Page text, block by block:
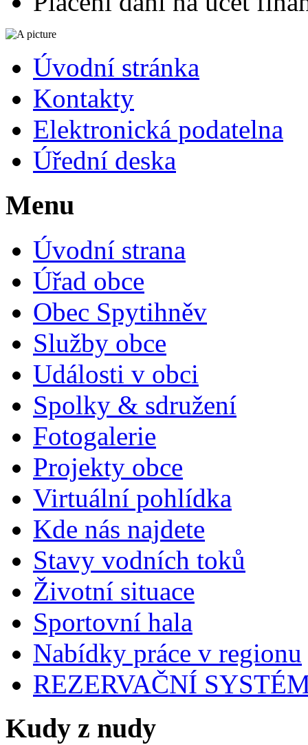
Úvodní stránka
Kontakty
Elektronická podatelna
Úřední deska
Menu
Úvodní strana
Úřad obce
Obec Spytihněv
Služby obce
Události v obci
Spolky & sdružení
Fotogalerie
Projekty obce
Virtuální pohlídka
Kde nás najdete
Stavy vodních toků
Životní situace
Sportovní hala
Nabídky práce v regionu
REZERVAČNÍ
Kudy z nudy